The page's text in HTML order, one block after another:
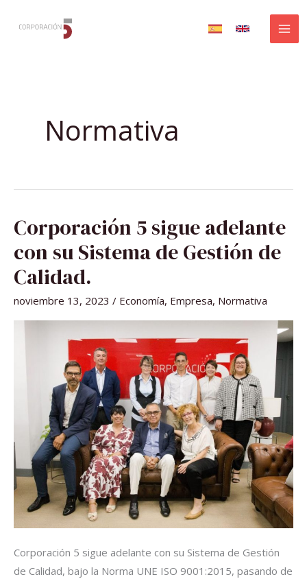
Normativa
Corporación 5 sigue adelante
con su Sistema de Gestión de
Calidad.
noviembre 13, 2023 / Economía, Empresa, Normativa
Corporación 5 sigue adelante con su Sistema de Gestión
de Calidad, bajo la Norma UNE ISO 9001:2015, pasando de
5
SIGUE
ADELANTE
CON
SU
SISTEMA
DE
GESTIÓN
CALIDAD.